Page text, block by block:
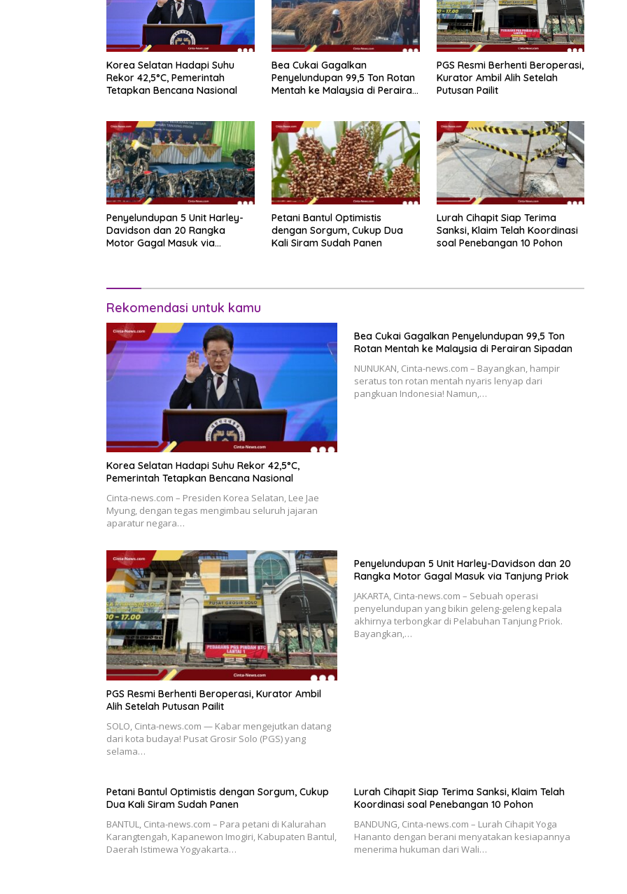
Korea Selatan Hadapi Suhu
Rekor 42,5°C, Pemerintah
Tetapkan Bencana Nasional
Bea Cukai Gagalkan
Penyelundupan 99,5 Ton Rotan
Mentah ke Malaysia di Perairan
PGS Resmi Berhenti Beroperasi,
Kurator Ambil Alih Setelah
Putusan Pailit
Penyelundupan 5 Unit Harley-
Davidson dan 20 Rangka
Motor Gagal Masuk via
Petani Bantul Optimistis
dengan Sorgum, Cukup Dua
Kali Siram Sudah Panen
Lurah Cihapit Siap Terima
Sanksi, Klaim Telah Koordinasi
soal Penebangan 10 Pohon
Rekomendasi untuk kamu
Korea Selatan Hadapi Suhu Rekor 42,5°C,
Pemerintah Tetapkan Bencana Nasional
Cinta-news.com – Presiden Korea Selatan, Lee Jae
Myung, dengan tegas mengimbau seluruh jajaran
aparatur negara…
Bea Cukai Gagalkan Penyelundupan 99,5 Ton
Rotan Mentah ke Malaysia di Perairan Sipadan
NUNUKAN, Cinta-news.com – Bayangkan, hampir
seratus ton rotan mentah nyaris lenyap dari
pangkuan Indonesia! Namun,…
PGS Resmi Berhenti Beroperasi, Kurator Ambil
Alih Setelah Putusan Pailit
SOLO, Cinta-news.com — Kabar mengejutkan datang
dari kota budaya! Pusat Grosir Solo (PGS) yang
selama…
Penyelundupan 5 Unit Harley-Davidson dan 20
Rangka Motor Gagal Masuk via Tanjung Priok
JAKARTA, Cinta-news.com – Sebuah operasi
penyelundupan yang bikin geleng-geleng kepala
akhirnya terbongkar di Pelabuhan Tanjung Priok.
Bayangkan,…
Petani Bantul Optimistis dengan Sorgum, Cukup
Dua Kali Siram Sudah Panen
BANTUL, Cinta-news.com – Para petani di Kalurahan
Karangtengah, Kapanewon Imogiri, Kabupaten Bantul,
Daerah Istimewa Yogyakarta…
Lurah Cihapit Siap Terima Sanksi, Klaim Telah
Koordinasi soal Penebangan 10 Pohon
BANDUNG, Cinta-news.com – Lurah Cihapit Yoga
Hananto dengan berani menyatakan kesiapannya
menerima hukuman dari Wali…